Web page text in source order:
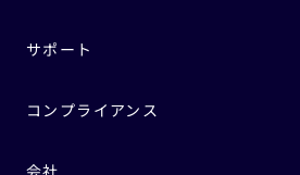
サポート
コンプライアンス
会社